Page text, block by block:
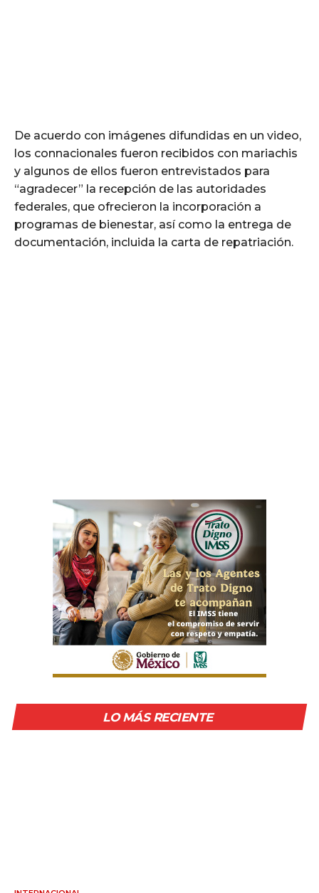
De acuerdo con imágenes difundidas en un video,
los connacionales fueron recibidos con mariachis
y algunos de ellos fueron entrevistados para
“agradecer” la recepción de las autoridades
federales, que ofrecieron la incorporación a
programas de bienestar, así como la entrega de
documentación, incluida la carta de repatriación.
LO MÁS RECIENTE